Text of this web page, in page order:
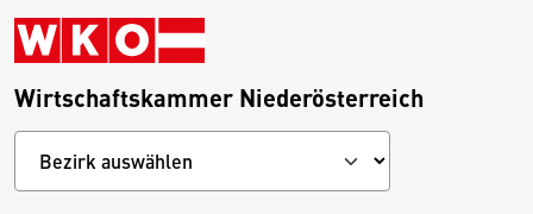
Wirtschaftskammer Niederösterreich